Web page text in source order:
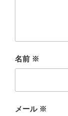
名前 ※
メール ※